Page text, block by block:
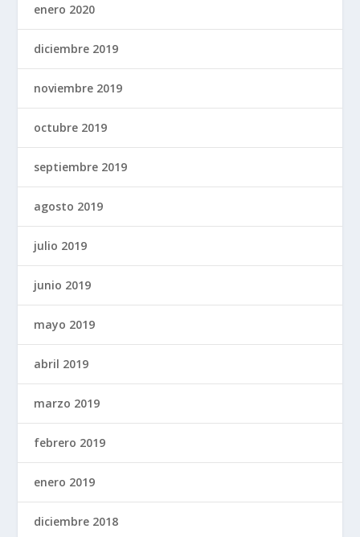
enero 2020
diciembre 2019
noviembre 2019
octubre 2019
septiembre 2019
agosto 2019
julio 2019
junio 2019
mayo 2019
abril 2019
marzo 2019
febrero 2019
enero 2019
diciembre 2018